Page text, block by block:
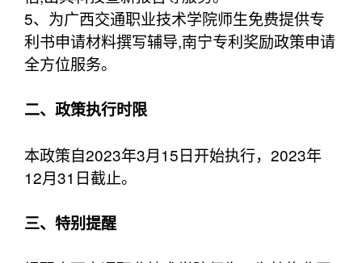
5、为广西交通职业技术学院师生免费提供专
利书申请材料撰写辅导,南宁专利奖励政策申请
全方位服务。
二、政策执行时限
本政策自2023年3月15日开始执行，2023年
12月31日截止。
三、特别提醒